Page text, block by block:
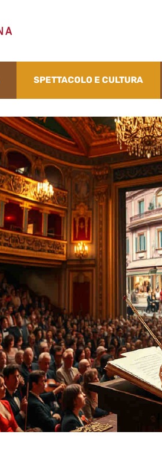
SPETTACOLO E CULTURA